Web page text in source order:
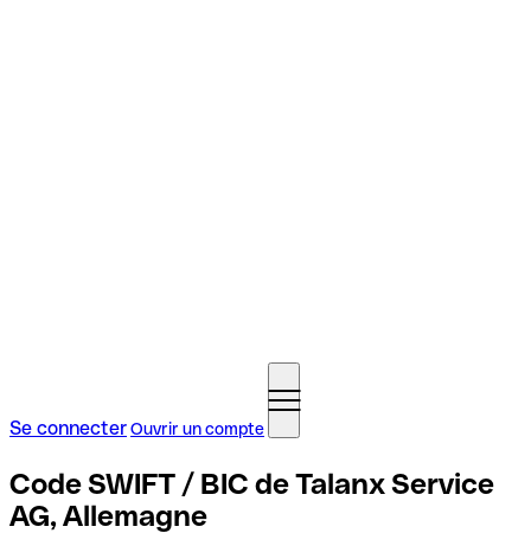
Se connecterOuvrir un compte
Code SWIFT / BIC de Talanx Service
AG, Allemagne